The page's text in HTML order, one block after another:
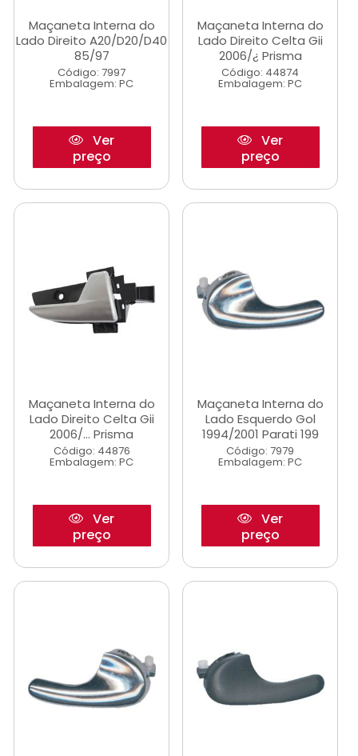
Maçaneta Interna do
Lado Direito A20/D20/D40
85/97
Código: 7997
Embalagem: PC
Ver
preço
Maçaneta Interna do
Lado Direito Celta Gii
2006/¿ Prisma
Código: 44874
Embalagem: PC
Ver
preço
Maçaneta Interna do
Lado Direito Celta Gii
2006/... Prisma
Código: 44876
Embalagem: PC
Ver
preço
Maçaneta Interna do
Lado Esquerdo Gol
1994/2001 Parati 199
Código: 7979
Embalagem: PC
Ver
preço